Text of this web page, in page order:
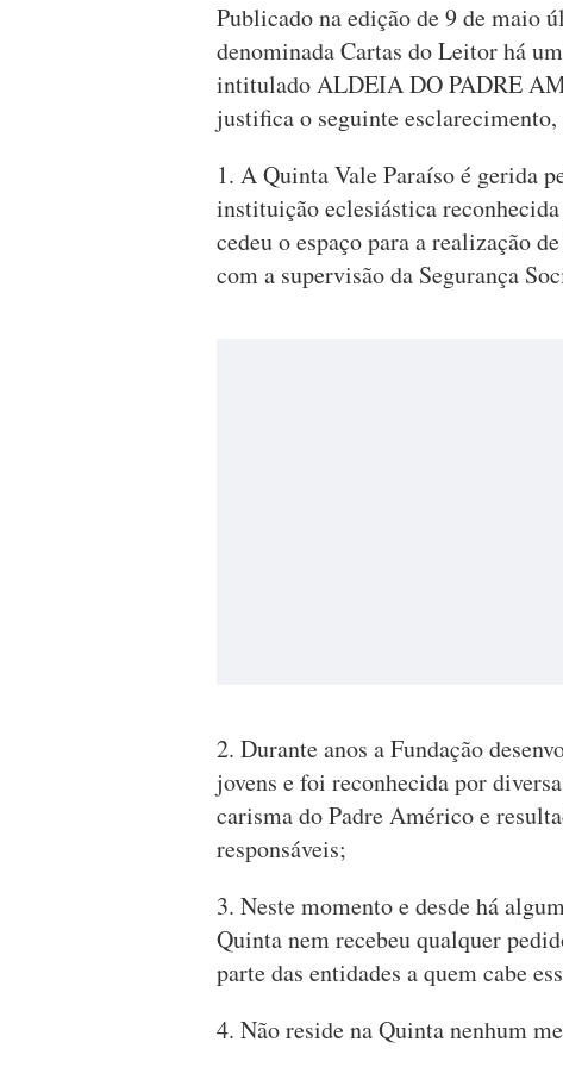
Publicado na edição de 9 de maio
denominada Cartas do Leitor há
intitulado ALDEIA DO PADRE
justifica o seguinte esclarecimento,
1. A Quinta Vale Paraíso é gerida
instituição eclesiástica
cedeu o espaço para a realização
com a supervisão da Segurança
2. Durante anos a Fundação
jovens e foi reconhecida por
carisma do Padre Américo e
responsáveis;
3. Neste momento e desde há
Quinta nem recebeu qualquer
parte das entidades a quem cabe
4. Não reside na Quinta nenhum